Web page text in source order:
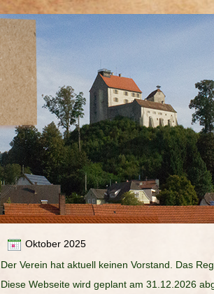
Oktober 2025
Der Verein hat aktuell keinen Vorstand. Das
Diese Webseite wird geplant am 31.12.2026